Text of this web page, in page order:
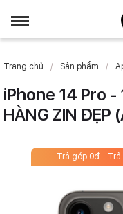
Trang chủ Sản phẩm
iPhone 14 Pro -
HÀNG ZIN
Trả góp 0đ -